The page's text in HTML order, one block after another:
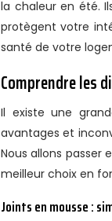
la chaleur en été.
protègent votre
santé de votre
Comprendre les
Il existe une
avantages et
Nous allons passer
meilleur choix en
Joints en mousse :